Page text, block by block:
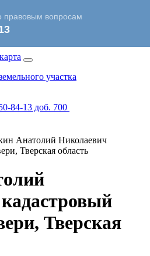
участка
84-13 доб. 700
Анатолий Николаевич
Тверская область
Тверская